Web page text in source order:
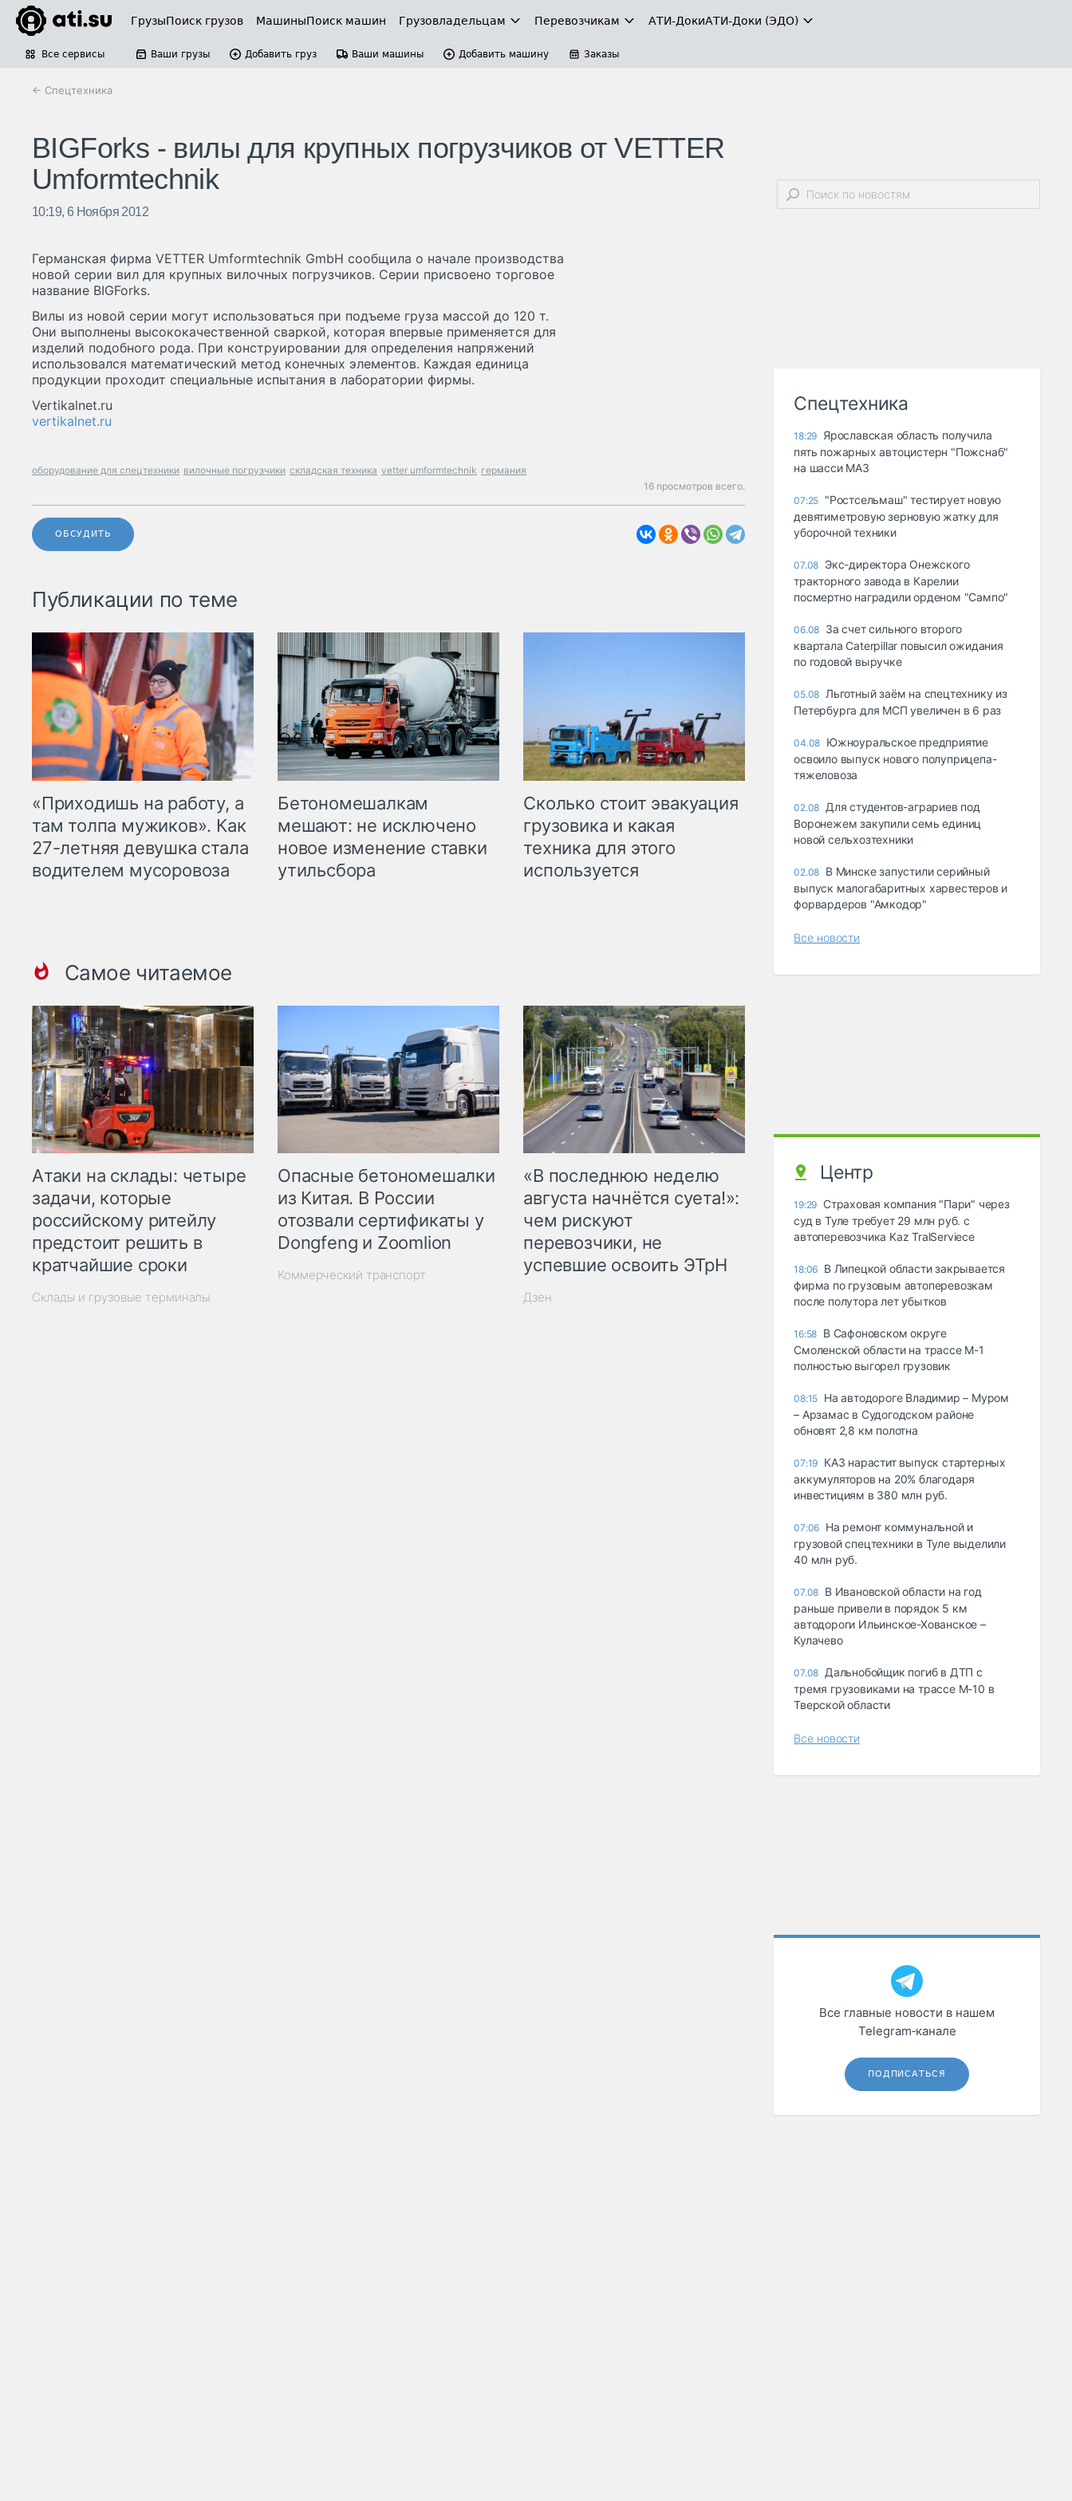
ГрузыПоиск грузов МашиныПоиск машин Грузовладельцам Перевозчикам АТИ-ДокиАТИ-Доки (ЭДО)
Все сервисы Ваши грузы Добавить груз Ваши машины Добавить машину Заказы
← Спецтехника
BIGForks - вилы для крупных погрузчиков от VETTER
Umformtechnik
10:19, 6 Ноября 2012
Германская фирма VETTER Umformtechnik GmbH сообщила о начале производства
новой серии вил для крупных вилочных погрузчиков. Серии присвоено торговое
название BIGForks.
Вилы из новой серии могут использоваться при подъеме груза массой до 120 т.
Они выполнены высококачественной сваркой, которая впервые применяется для
изделий подобного рода. При конструировании для определения напряжений
использовался математический метод конечных элементов. Каждая единица
продукции проходит специальные испытания в лаборатории фирмы.
Vertikalnet.ru
vertikalnet.ru
оборудование для спецтехники вилочные погрузчики складская техника vetter umformtechnik германия
16 просмотров всего.
ОБСУДИТЬ
Публикации по теме
«Приходишь на работу, а
там толпа мужиков». Как
27-летняя девушка стала
водителем мусоровоза
Бетономешалкам
мешают: не исключено
новое изменение ставки
утильсбора
Сколько стоит эвакуация
грузовика и какая
техника для этого
используется
Самое читаемое
Атаки на склады: четыре
задачи, которые
российскому ритейлу
предстоит решить в
кратчайшие сроки
Склады и грузовые терминалы
Опасные бетономешалки
из Китая. В России
отозвали сертификаты у
Dongfeng и Zoomlion
Коммерческий транспорт
«В последнюю неделю
августа начнётся суета!»:
чем рискуют
перевозчики, не
успевшие освоить ЭТрН
Дзен
Спецтехника
18:29 Ярославская область получила
пять пожарных автоцистерн "Пожснаб"
на шасси МАЗ
07:25 "Ростсельмаш" тестирует новую
девятиметровую зерновую жатку для
уборочной техники
07.08 Экс-директора Онежского
тракторного завода в Карелии
посмертно наградили орденом "Сампо"
06.08 За счет сильного второго
квартала Caterpillar повысил ожидания
по годовой выручке
05.08 Льготный заём на спецтехнику из
Петербурга для МСП увеличен в 6 раз
04.08 Южноуральское предприятие
освоило выпуск нового полуприцепа-
тяжеловоза
02.08 Для студентов-аграриев под
Воронежем закупили семь единиц
новой сельхозтехники
02.08 В Минске запустили серийный
выпуск малогабаритных харвестеров и
форвардеров "Амкодор"
Все новости
Центр
19:29 Страховая компания "Пари" через
суд в Туле требует 29 млн руб. с
автоперевозчика Kaz TralServiece
18:06 В Липецкой области закрывается
фирма по грузовым автоперевозкам
после полутора лет убытков
16:58 В Сафоновском округе
Смоленской области на трассе М-1
полностью выгорел грузовик
08:15 На автодороге Владимир – Муром
– Арзамас в Судогодском районе
обновят 2,8 км полотна
07:19 КАЗ нарастит выпуск стартерных
аккумуляторов на 20% благодаря
инвестициям в 380 млн руб.
07:06 На ремонт коммунальной и
грузовой спецтехники в Туле выделили
40 млн руб.
07.08 В Ивановской области на год
раньше привели в порядок 5 км
автодороги Ильинское-Хованское –
Кулачево
07.08 Дальнобойщик погиб в ДТП с
тремя грузовиками на трассе М-10 в
Тверской области
Все новости
Все главные новости в нашем
Telegram‑канале
ПОДПИСАТЬСЯ